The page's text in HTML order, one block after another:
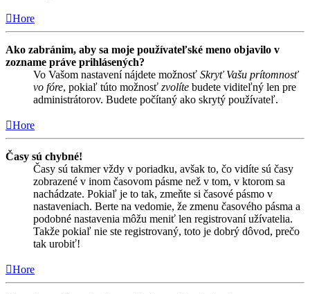
Hore
Ako zabránim, aby sa moje používateľské meno objavilo v
zozname práve prihlásených?
Vo Vašom nastavení nájdete možnosť Skryť Vašu prítomnosť
vo fóre, pokiaľ túto možnosť zvolíte budete viditeľný len pre
administrátorov. Budete počítaný ako skrytý používateľ.
Hore
Časy sú chybné!
Časy sú takmer vždy v poriadku, avšak to, čo vidíte sú časy
zobrazené v inom časovom pásme než v tom, v ktorom sa
nachádzate. Pokiaľ je to tak, zmeňte si časové pásmo v
nastaveniach. Berte na vedomie, že zmenu časového pásma a
podobné nastavenia môžu meniť len registrovaní užívatelia.
Takže pokiaľ nie ste registrovaný, toto je dobrý dôvod, prečo
tak urobiť!
Hore